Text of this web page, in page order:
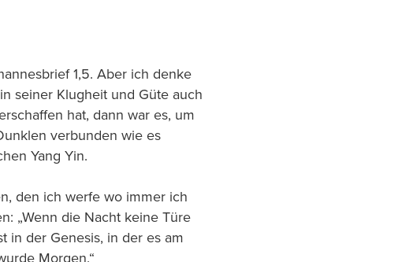
1,5. Aber ich denke
seiner Klugheit und Güte auch
hat, dann war es, um
verbunden wie es
Yang Yin.
den ich werfe wo immer ich
„Wenn die Nacht keine Türe
in der Genesis, in der es am
Morgen.“